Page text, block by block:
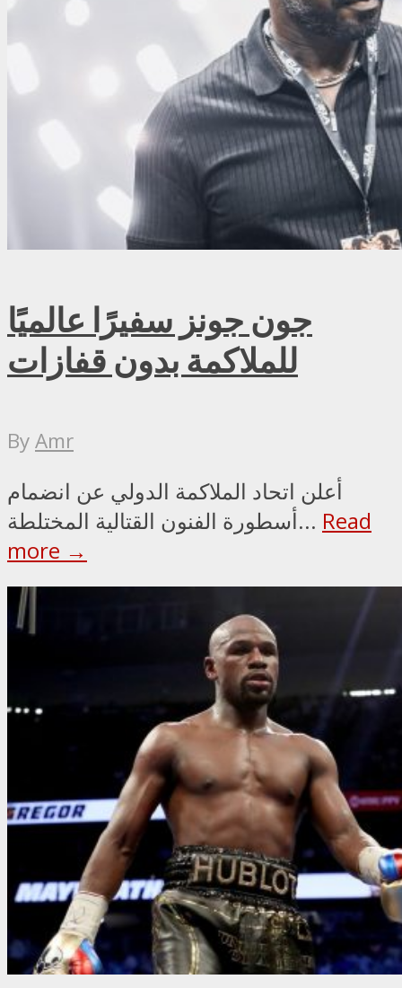
جون جونز سفيرًا عالميًا
للملاكمة بدون قفازات
ByAmr
أعلن اتحاد الملاكمة الدولي عن انضمام
أسطورة الفنون القتالية المختلطة... Read
more →